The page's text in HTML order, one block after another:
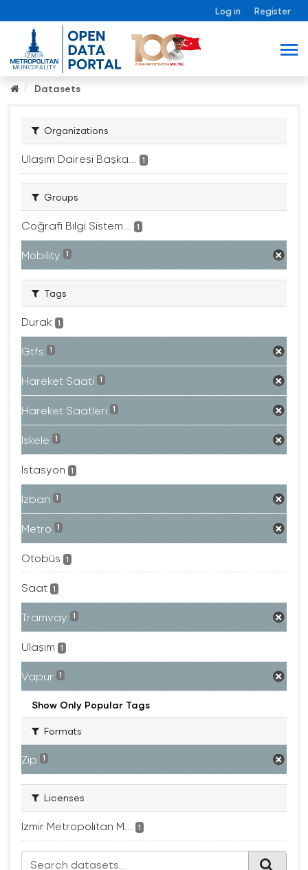
Log in Register
Datasets
Organizations
Ulaşım Dairesi Başka... 1
Groups
Coğrafi Bilgi Sistem... 1
Mobility 1
Tags
Durak 1
Gtfs 1
Hareket Saati 1
Hareket Saatleri 1
Iskele 1
Istasyon 1
Izban 1
Metro 1
Otobüs 1
Saat 1
Tramvay 1
Ulaşım 1
Vapur 1
Show Only Popular Tags
Formats
Zip 1
Licenses
Izmir Metropolitan M... 1